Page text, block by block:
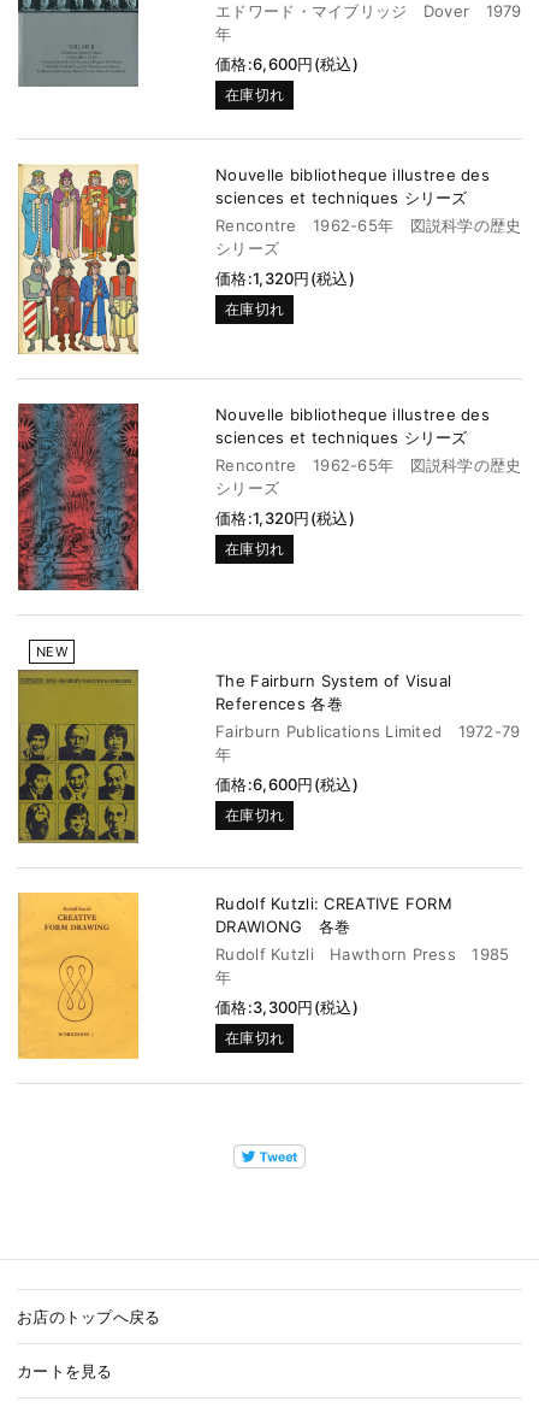
エドワード・マイブリッジ Dover 1979
年
価格:6,600円(税込)
在庫切れ
Nouvelle bibliotheque illustree des
sciences et techniques シリーズ
Rencontre 1962-65年 図説科学の歴史
シリーズ
価格:1,320円(税込)
在庫切れ
Nouvelle bibliotheque illustree des
sciences et techniques シリーズ
Rencontre 1962-65年 図説科学の歴史
シリーズ
価格:1,320円(税込)
在庫切れ
NEW
The Fairburn System of Visual
References 各巻
Fairburn Publications Limited 1972-79
年
価格:6,600円(税込)
在庫切れ
Rudolf Kutzli: CREATIVE FORM
DRAWIONG 各巻
Rudolf Kutzli Hawthorn Press 1985
年
価格:3,300円(税込)
在庫切れ
お店のトップへ戻る
カートを見る